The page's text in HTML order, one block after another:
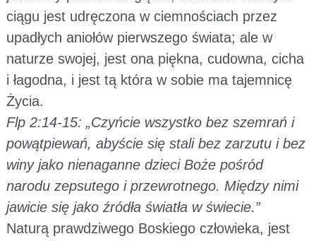
ciągu jest udręczona w ciemnościach przez
upadłych aniołów pierwszego świata; ale w
naturze swojej, jest ona piękna, cudowna, cicha
i łagodna, i jest tą która w sobie ma tajemnicę
Życia.
Flp 2:14-15: „Czyńcie wszystko bez szemrań i
powątpiewań, abyście się stali bez zarzutu i bez
winy jako nienaganne dzieci Boże pośród
narodu zepsutego i przewrotnego. Między nimi
jawicie się jako źródła światła w świecie.”
Naturą prawdziwego Boskiego człowieka, jest